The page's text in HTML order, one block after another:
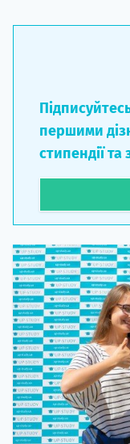
першими
стипендії